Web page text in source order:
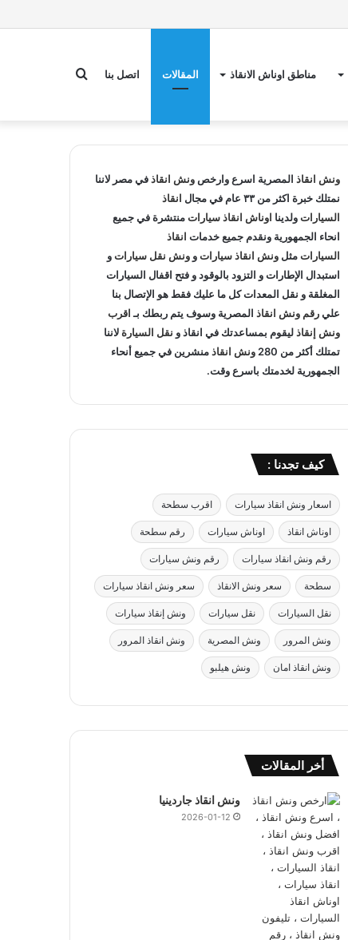
مناطق اوناش الانقاذ المقالات اتصل بنا
ونش انقاذ المصرية اسرع وارخصونش انقاذفي مصر لاننا
نمتلك خبرة اكثر من ٣٣ عام في مجال
انقاذ
السياراتولدينا اوناش انقاذ سياراتمنتشرة في جميع
انحاء الجمهورية ونقدم جميع خدمات انقاذ
السياراتمثلونش انقاذ سياراتوونش نقل سياراتو
استبدال الإطارات و التزود بالوقود و فتح اقفال السيارات
المغلقة و نقل المعدات كل ما عليك فقط هو الإتصال بنا
عليرقم ونش انقاذ المصرية وسوف يتم ربطك بـ اقرب
ونش إنقاذليقوم بمساعدتك في انقاذ و نقل السيارة لاننا
تمتلك أكثر من 280
ونش انقاذمنشرين في جميع أنحاء
الجمهورية لخدمتك باسرع وقت.
كيف تجدنا :
اسعار ونش انقاذ سيارات اقرب سطحة
اوناش انقاذ اوناش سيارات رقم سطحة
رقم ونش انقاذ سيارات رقم ونش سيارات
سطحة سعر ونش الانقاذ سعر ونش انقاذ سيارات
نقل السيارات نقل سيارات ونش إنقاذ سيارات
ونش المرور ونش المصرية ونش انقاذ المرور
ونش انقاذ امان ونش هيلبو
أخر المقالات
ونش انقاذ جاردينيا
2026-01-12